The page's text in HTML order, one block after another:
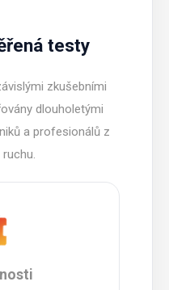
testy
zkušebními
dlouholetými
a profesionálů z